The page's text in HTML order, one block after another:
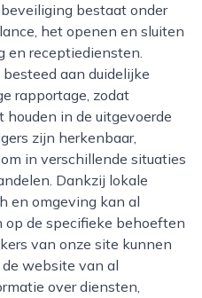
het openen en sluiten
en receptiediensten.
aan duidelijke
rapportage, zodat
in de uitgevoerde
zijn herkenbaar,
in verschillende situaties
Dankzij lokale
en omgeving kan al
de specifieke behoeften
van onze site kunnen
website van al
over diensten,